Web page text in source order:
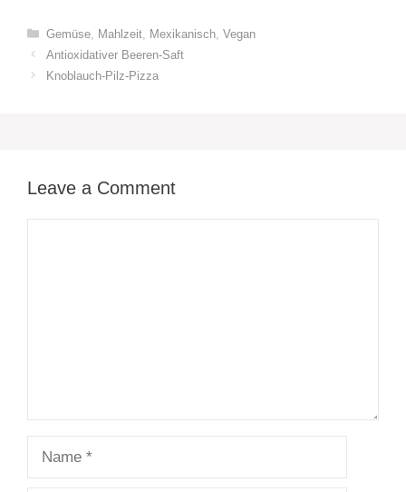
Categories
Gemüse, Mahlzeit, Mexikanisch, Vegan
Antioxidativer Beeren-Saft
Knoblauch-Pilz-Pizza
Leave a Comment